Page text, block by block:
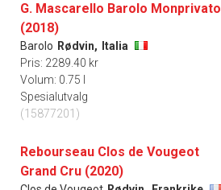
G. Mascarello Barolo Monprivato
(2018)
Barolo Rødvin,
Italia
Pris: 2289.40 kr
Volum: 0.75 l
Spesialutvalg
(15877201)
Rebourseau Clos de Vougeot
Grand Cru (2020)